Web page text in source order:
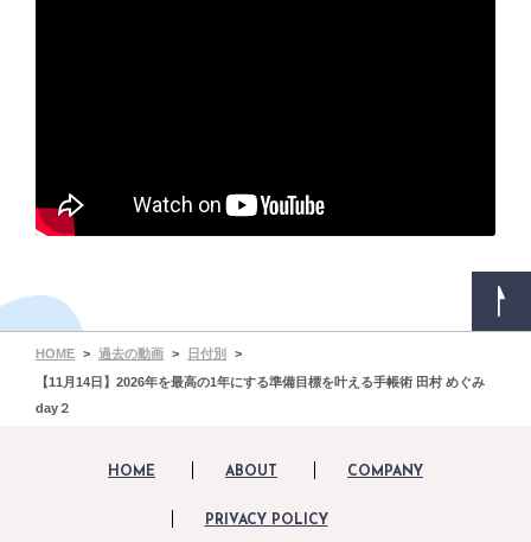
HOME 過去の動画
日付別
【11月14日】2026年を最高の1年にする準備目標を叶える手帳術 田村 めぐみ
day２
HOME ABOUT COMPANY
PRIVACY POLICY